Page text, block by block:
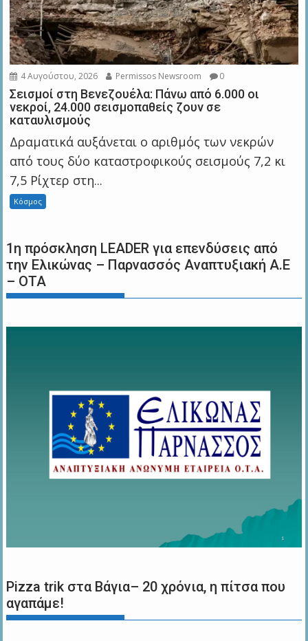
4 Αυγούστου, 2026 Permissos Newsroom 0
Σεισμοί στη Βενεζουέλα: Πάνω από 6.000 οι
νεκροί, 24.000 σεισμοπαθείς ζουν σε
καταυλισμούς
Δραματικά αυξάνεται ο αριθμός των νεκρών
από τους δύο καταστροφικούς σεισμούς 7,2 κι
7,5 Ρίχτερ στη...
Κόσμος
1η πρόσκληση LEADER για επενδύσεις από
την Ελικώνας – Παρνασσός Αναπτυξιακή Α.Ε
– ΟΤΑ
Pizza trik στα Βάγια– 20 χρόνια, η πίτσα που
αγαπάμε!